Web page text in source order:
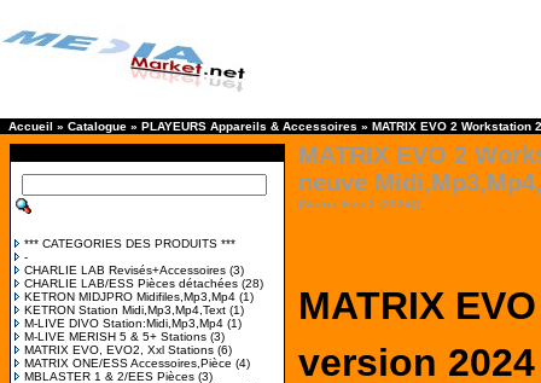
Accueil » Catalogue » PLAYEURS Appareils & Accessoires » MATRIX EVO 2 Workstation
*** CATEGORIES DES PRODUITS ***
-
CHARLIE LAB Revisés+Accessoires (3)
CHARLIE LAB/ESS Pièces détachées (28)
KETRON MIDJPRO Midifiles,Mp3,Mp4 (1)
KETRON Station Midi,Mp3,Mp4,Text (1)
M-LIVE DIVO Station:Midi,Mp3,Mp4 (1)
M-LIVE MERISH 5 & 5+ Stations (3)
MATRIX EVO, EVO2, Xxl Stations (6)
MATRIX ONE/ESS Accessoires,Pièce (4)
MBLASTER 1 & 2/EES Pièces (3)
MATRIX EVO 2
neuve
[Matrix Evo 2 (2024)]
MATRIX
version 2024